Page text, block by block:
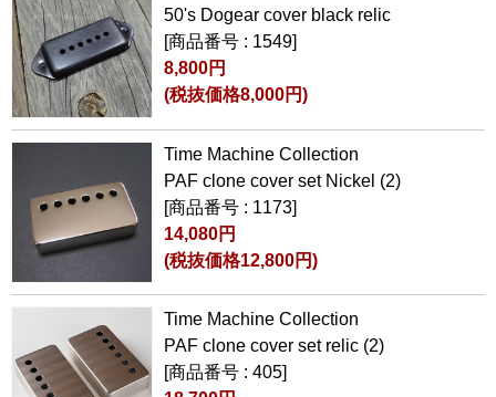
50's Dogear cover black relic
[商品番号 : 1549]
8,800円
(税抜価格8,000円)
Time Machine Collection
PAF clone cover set Nickel (2)
[商品番号 : 1173]
14,080円
(税抜価格12,800円)
Time Machine Collection
PAF clone cover set relic (2)
[商品番号 : 405]